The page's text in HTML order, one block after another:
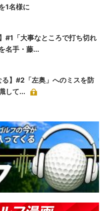
1名様に
#1「大事なところで打ち切れ
名手・藤...
る】#2「左奥」へのミスを防
して...